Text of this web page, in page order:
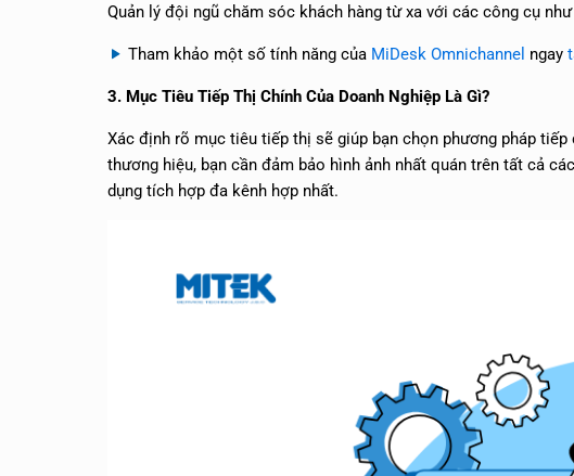
Quản lý đội ngũ chăm sóc khách hàng từ xa với các công cụ
Tham khảo một số tính năng của MiDesk Omnichannel ngay
3. Mục Tiêu Tiếp Thị Chính Của Doanh Nghiệp Là Gì?
Xác định rõ mục tiêu tiếp thị sẽ giúp bạn chọn phương pháp
thương hiệu, bạn cần đảm bảo hình ảnh nhất quán trên tất cả
dụng tích hợp đa kênh hợp nhất.